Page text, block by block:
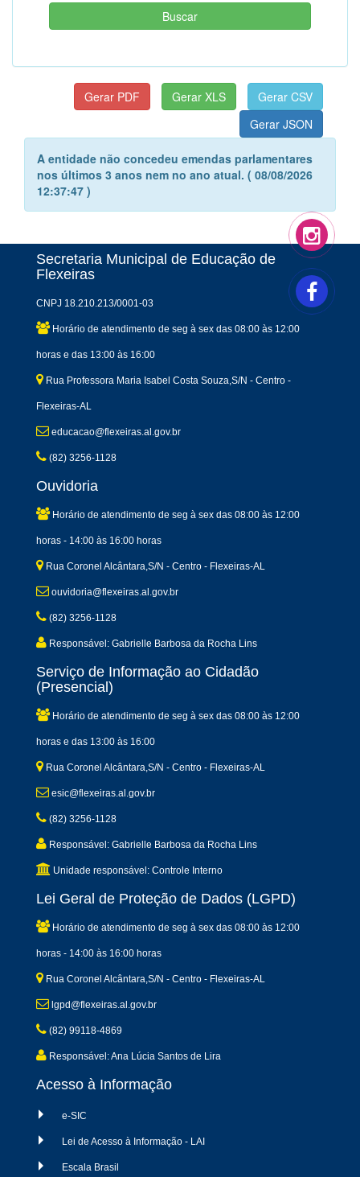
A entidade não concedeu emendas parlamentares
nos últimos 3 anos nem no ano atual. ( 08/08/2026
12:37:47 )
Secretaria Municipal de Educação de
Flexeiras
CNPJ 18.210.213/0001-03
Horário de atendimento de seg à sex das 08:00 às 12:00
horas e das 13:00 às 16:00
Rua Professora Maria Isabel Costa Souza,S/N - Centro -
Flexeiras-AL
educacao@flexeiras.al.gov.br
(82) 3256-1128
Ouvidoria
Horário de atendimento de seg à sex das 08:00 às 12:00
horas - 14:00 às 16:00 horas
Rua Coronel Alcântara,S/N - Centro - Flexeiras-AL
ouvidoria@flexeiras.al.gov.br
(82) 3256-1128
Responsável: Gabrielle Barbosa da Rocha Lins
Serviço de Informação ao Cidadão
(Presencial)
Horário de atendimento de seg à sex das 08:00 às 12:00
horas e das 13:00 às 16:00
Rua Coronel Alcântara,S/N - Centro - Flexeiras-AL
esic@flexeiras.al.gov.br
(82) 3256-1128
Responsável: Gabrielle Barbosa da Rocha Lins
Unidade responsável: Controle Interno
Lei Geral de Proteção de Dados (LGPD)
Horário de atendimento de seg à sex das 08:00 às 12:00
horas - 14:00 às 16:00 horas
Rua Coronel Alcântara,S/N - Centro - Flexeiras-AL
lgpd@flexeiras.al.gov.br
(82) 99118-4869
Responsável: Ana Lúcia Santos de Lira
Acesso à Informação
e-SIC
Lei de Acesso à Informação - LAI
Escala Brasil